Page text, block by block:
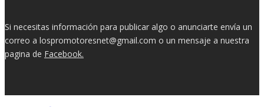
Si necesitas información para publicar algo o anunciarte envía un
correo a lospromotoresnet@gmail.com o un mensaje a nuestra
pagina de Facebook.